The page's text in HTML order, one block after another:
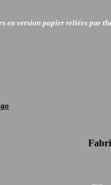
en version papier reliées